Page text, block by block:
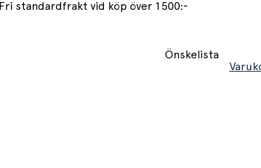
Fri standardfrakt vid köp över 1500:-
Önskelista